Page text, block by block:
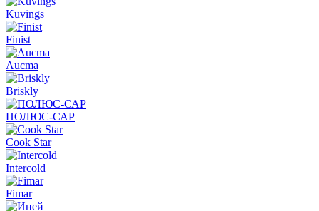
Kuvings
Finist
Aucma
Briskly
ПОЛЮС-САР
Cook Star
Intercold
Fimar